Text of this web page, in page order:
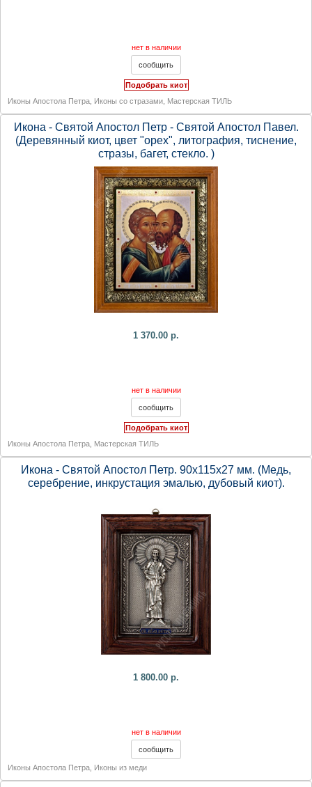
нет в наличии
Подобрать киот
Иконы Апостола Петра Иконы со стразами Мастерская ТИЛЬ
Икона - Святой Апостол Петр - Святой Апостол Павел.
(Деревянный киот, цвет "орех", литография, тиснение,
стразы, багет, стекло. )
1 370.00 р.
нет в наличии
Подобрать киот
Иконы Апостола Петра Мастерская ТИЛЬ
Икона - Святой Апостол Петр. 90х115х27 мм. (Медь,
серебрение, инкрустация эмалью, дубовый киот).
1 800.00 р.
нет в наличии
Иконы Апостола Петра Иконы из меди